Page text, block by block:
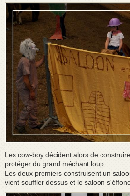
Les cow-boy décident alors de
protéger du grand méchant loup.
Les deux premiers construisent un
vient souffler dessus et le saloon